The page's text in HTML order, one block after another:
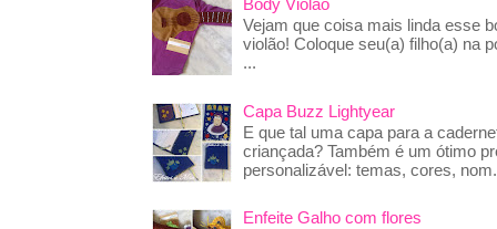
Body Violão
Vejam que coisa mais linda esse
violão! Coloque seu(a) filho(a) na
...
Capa Buzz Lightyear
E que tal uma capa para a
criançada? Também é um ótimo
personalizável: temas, cores,
Enfeite Galho com flores